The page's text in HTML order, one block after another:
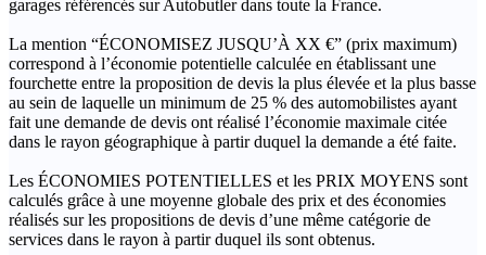
garages référencés sur Autobutler dans toute la France.
La mention “ÉCONOMISEZ JUSQU’À XX €” (prix maximum)
correspond à l’économie potentielle calculée en établissant une
fourchette entre la proposition de devis la plus élevée et la plus basse
au sein de laquelle un minimum de 25 % des automobilistes ayant
fait une demande de devis ont réalisé l’économie maximale citée
dans le rayon géographique à partir duquel la demande a été faite.
Les ÉCONOMIES POTENTIELLES et les PRIX MOYENS sont
calculés grâce à une moyenne globale des prix et des économies
réalisés sur les propositions de devis d’une même catégorie de
services dans le rayon à partir duquel ils sont obtenus.